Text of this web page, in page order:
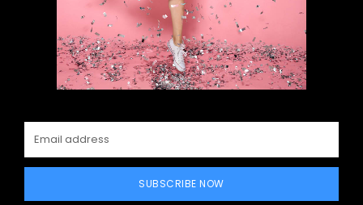
SUBSCRIBE NOW